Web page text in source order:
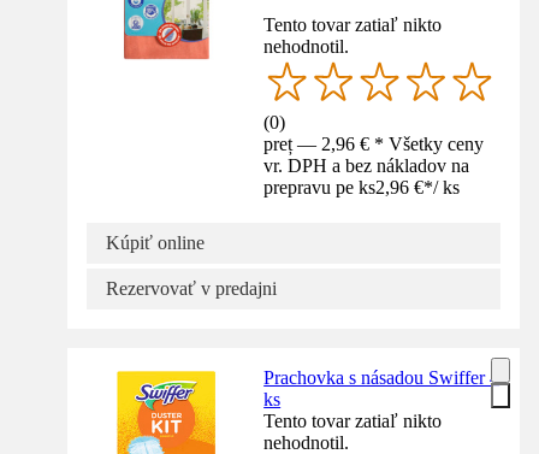
Tento tovar zatiaľ nikto
nehodnotil.
(0)
preț — 2,96 € * Všetky ceny
vr. DPH a bez nákladov na
prepravu pe ks2,96 €*/ ks
Kúpiť online
Rezervovať v predajni
Prachovka s násadou Swiffer 4
ks
Tento tovar zatiaľ nikto
nehodnotil.